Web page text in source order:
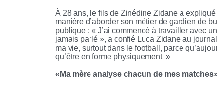
À 28 ans, le fils de Zinédine Zidane a
manière d’aborder son métier de gardien de
publique : « J’ai commencé à travailler avec
jamais parlé », a confié Luca Zidane au
ma vie, surtout dans le football, parce
qu’être en forme physiquement. »
«Ma mère analyse chacun de mes